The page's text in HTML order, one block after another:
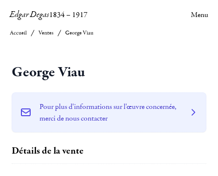
Edgar Degas1834– 1917 Menu
Accueil Ventes George Viau
George Viau
Pour plus d'informations sur l'œuvre concernée,
merci de nous contacter
Détails de la vente